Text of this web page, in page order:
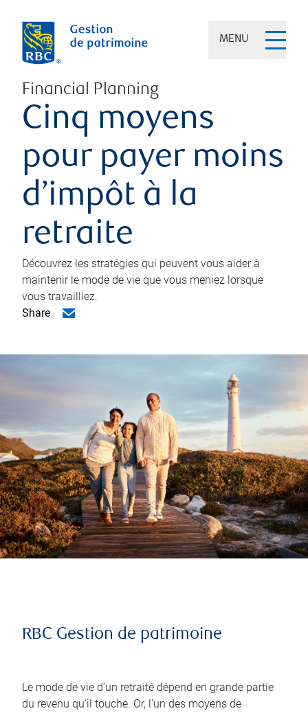
MENU
Financial Planning
Cinq moyens
pour payer moins
d’impôt à la
retraite
Découvrez les stratégies qui peuvent vous aider à
maintenir le mode de vie que vous meniez lorsque
vous travailliez.
Share
RBC Gestion de patrimoine
Le mode de vie d’un retraité dépend en grande partie
du revenu qu’il touche. Or, l’un des moyens de